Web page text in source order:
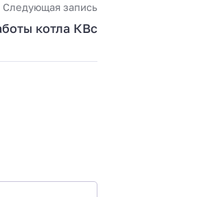
Следующая запись
котла КВс